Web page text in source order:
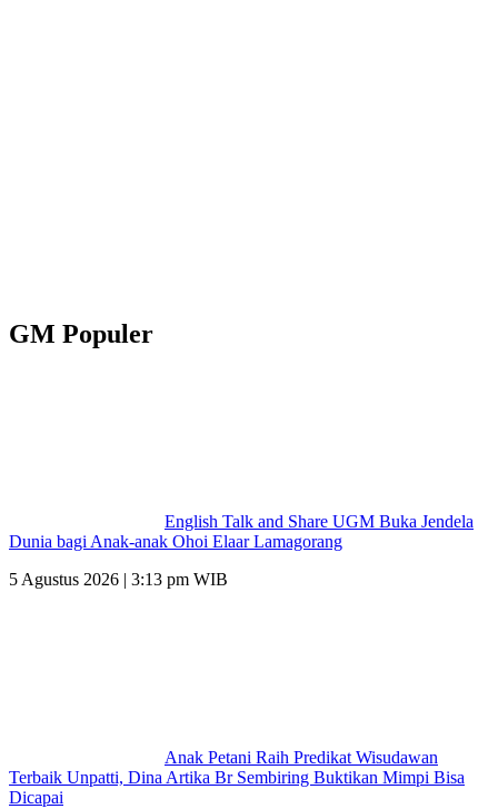
GM Populer
English Talk and Share UGM Buka Jendela
Dunia bagi Anak-anak Ohoi Elaar Lamagorang
5 Agustus 2026 | 3:13 pm WIB
Anak Petani Raih Predikat Wisudawan
Terbaik Unpatti, Dina Artika Br Sembiring Buktikan Mimpi Bisa
Dicapai